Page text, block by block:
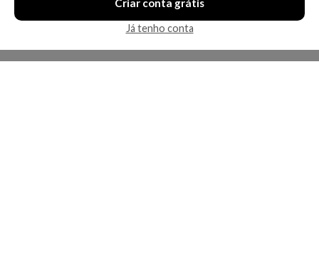
Criar conta grátis
Já tenho conta